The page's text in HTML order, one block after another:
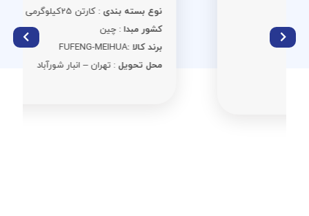
: کارتن 25کیلوگرمی
FUFENG-MEIHUA
: تهران – انبار شورآباد